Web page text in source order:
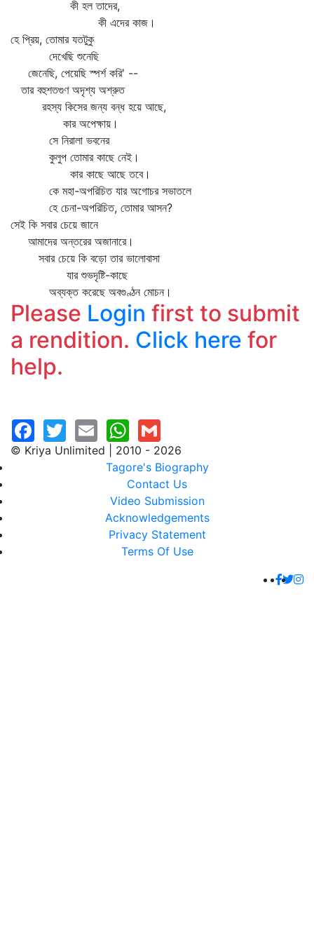
কী হল তাদের,
কী এদের কাজ।
হে প্রিয়, তোমার যতটুকু
দেখেছি শুনেছি
জেনেছি, পেয়েছি স্পর্শ করি' --
তার বহুশতগুণ অদৃশ্য অশ্রুত
রহস্য কিসের জন্য বন্ধ হয়ে আছে,
কার অপেক্ষায়।
সে নিরালা ভবনের
কুলুপ তোমার কাছে নেই।
কার কাছে আছে তবে।
কে মহা-অপরিচিত যার অগোচর সভাতলে
হে চেনা-অপরিচিত, তোমার আসন?
সেই কি সবার চেয়ে জানে
আমাদের অন্তরের অজানারে।
সবার চেয়ে কি বড়ো তার ভালোবাসা
যার শুভদৃষ্টি-কাছে
অব্যক্ত করেছে অবগুণ্ঠন মোচন।
Please Login first to submit
a rendition. Click here for
help.
© Kriya Unlimited | 2010 - 2026
Tagore's Biography
Contact Us
Video Submission
Acknowledgements
Privacy Statement
Terms Of Use